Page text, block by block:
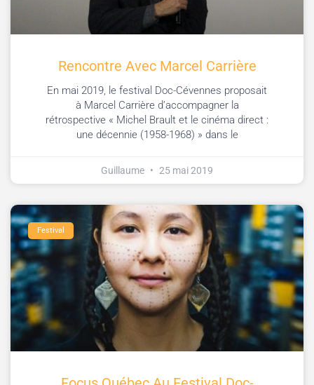
Rencontre Avec Marcel Carrière
En mai 2019, le festival Doc-Cévennes proposait
à Marcel Carrière d’accompagner la
rétrospective « Michel Brault et le cinéma direct :
une décennie (1958-1968) » dans le
Guillaume 25 mai 2019
Festival